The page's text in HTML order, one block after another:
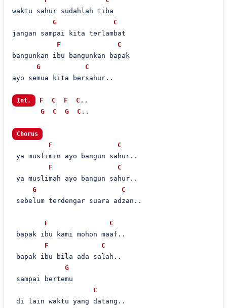
waktu sahur sudahlah tiba
G
C
jangan sampai kita terlambat
F
C
bangunkan ibu bangunkan bapak
G
C
ayo semua kita bersahur..
Int. F C F C ..
G
C G C ..
Chorus
F
C
ya muslimin ayo bangun sahur..
F
C
ya muslimah ayo bangun sahur..
G
C
sebelum terdengar suara adzan..
F
C
bapak ibu kami mohon maaf..
F
C
bapak ibu bila ada salah..
G
sampai bertemu
C
di lain waktu yang datang..